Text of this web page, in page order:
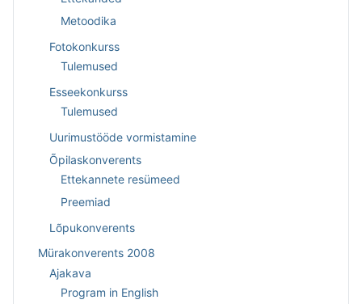
Metoodika
Fotokonkurss
Tulemused
Esseekonkurss
Tulemused
Uurimustööde vormistamine
Õpilaskonverents
Ettekannete resümeed
Preemiad
Lõpukonverents
Mürakonverents 2008
Ajakava
Program in English